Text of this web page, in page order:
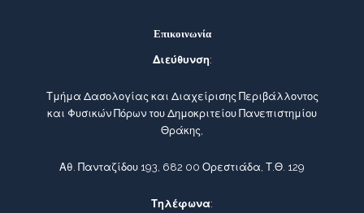
Επικοινωνία
Διεύθυνση:
Τμήμα Δασολογίας και Διαχείρισης Περιβάλλοντος
και Φυσικών Πόρων του Δημοκριτείου Πανεπιστημίου
Θράκης,
Αθ. Πανταζίδου 193, 682 00 Ορεστιάδα, Τ.Θ. 129
Τηλέφωνα: